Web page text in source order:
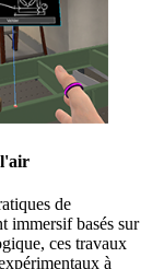
l'air
de
immersif basés sur
ces travaux
à